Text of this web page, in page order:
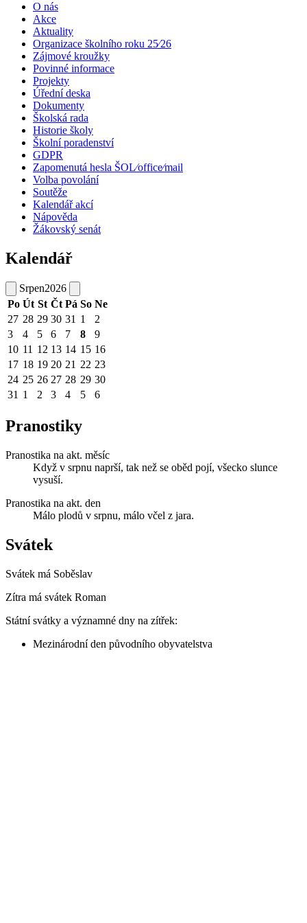
O nás
Akce
Aktuality
Organizace školního roku 25⁄26
Zájmové kroužky
Povinné informace
Projekty
Úřední deska
Dokumenty
Školská rada
Historie školy
Školní poradenství
GDPR
Zapomenutá hesla ŠOL⁄office⁄mail
Volba povolání
Soutěže
Kalendář akcí
Nápověda
Žákovský senát
Kalendář
Srpen2026
Po Út St Čt Pá So Ne
27 28 29 30 31 1
2
3
4 5 6 7 8
9
10 11 12 13 14 15 16
17 18 19 20 21 22 23
24 25 26 27 28 29 30
31 1 2 3 4 5 6
Pranostiky
Pranostika na akt. měsíc
Když v srpnu naprší, tak než se oběd pojí, všecko slunce
vysuší.
Pranostika na akt. den
Málo plodů v srpnu, málo včel z jara.
Svátek
Svátek má Soběslav
Zítra má svátek Roman
Státní svátky a významné dny na zítřek:
Mezinárodní den původního obyvatelstva